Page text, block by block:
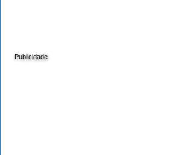
Publicidade